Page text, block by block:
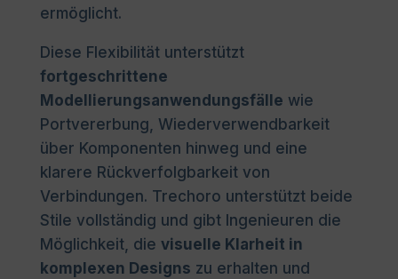
ermöglicht.
Diese Flexibilität unterstützt
fortgeschrittene
Modellierungsanwendungsfälle wie
Portvererbung, Wiederverwendbarkeit
über Komponenten hinweg und eine
klarere Rückverfolgbarkeit von
Verbindungen. Trechoro unterstützt beide
Stile vollständig und gibt Ingenieuren die
Möglichkeit, die visuelle Klarheit in
komplexen Designs zu erhalten und